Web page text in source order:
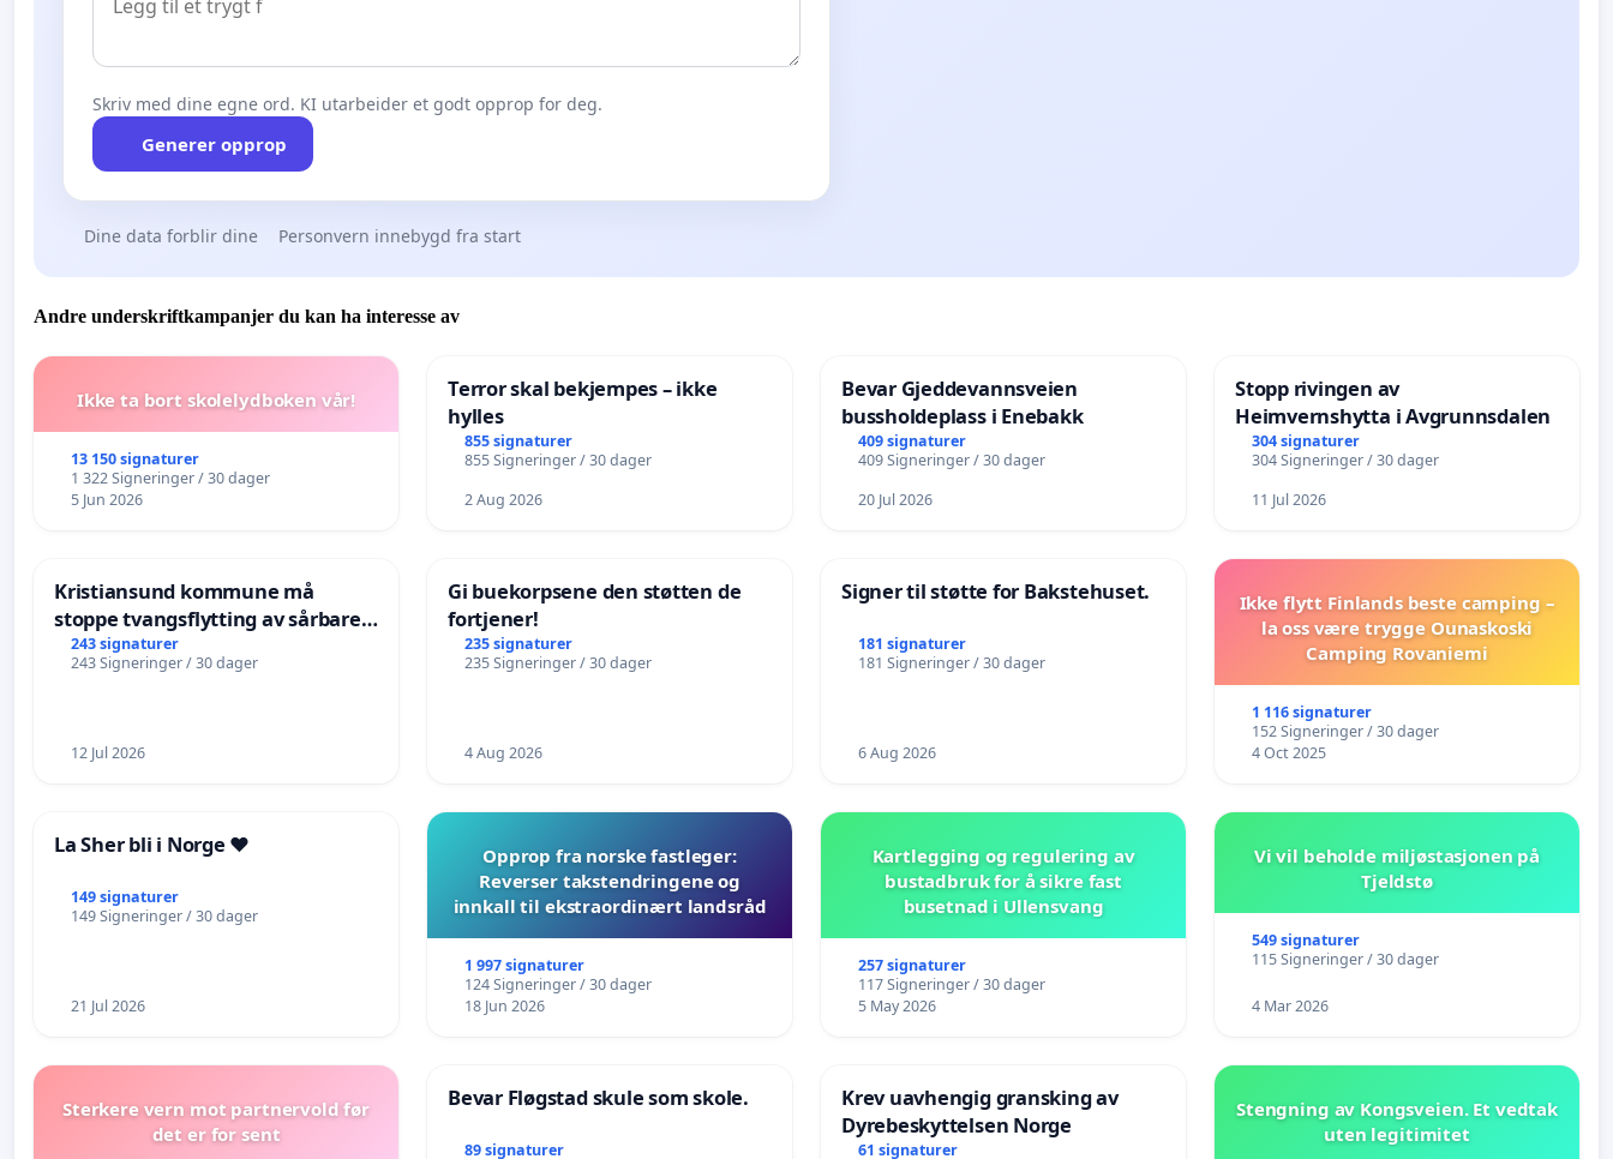
Skriv med dine egne ord. KI utarbeider et godt opprop for deg.
Generer opprop
Dine data forblir dine Personvern innebygd fra start
Andre underskriftkampanjer du kan ha interesse av
Ikke ta bort skolelydboken vår!
13 150 signaturer
1 322 Signeringer / 30 dager
5 Jun 2026
Terror skal bekjempes – ikke
hylles
855 signaturer
855 Signeringer / 30 dager
2 Aug 2026
Bevar Gjeddevannsveien
bussholdeplass i Enebakk
409 signaturer
409 Signeringer / 30 dager
20 Jul 2026
Stopp rivingen av
Heimvernshytta i Avgrunnsdalen
304 signaturer
304 Signeringer / 30 dager
11 Jul 2026
Kristiansund kommune må
stoppe tvangsflytting av sårbare
eldre
243 signaturer
243 Signeringer / 30 dager
12 Jul 2026
Gi buekorpsene den støtten de
fortjener!
235 signaturer
235 Signeringer / 30 dager
4 Aug 2026
Signer til støtte for Bakstehuset.
181 signaturer
181 Signeringer / 30 dager
6 Aug 2026
Ikke flytt Finlands beste camping –
la oss være trygge Ounaskoski
Camping Rovaniemi
1 116 signaturer
152 Signeringer / 30 dager
4 Oct 2025
La Sher bli i Norge ❤️
149 signaturer
149 Signeringer / 30 dager
21 Jul 2026
Opprop fra norske fastleger:
Reverser takstendringene og
innkall til ekstraordinært landsråd
1 997 signaturer
124 Signeringer / 30 dager
18 Jun 2026
Kartlegging og regulering av
bustadbruk for å sikre fast
busetnad i Ullensvang
257 signaturer
117 Signeringer / 30 dager
5 May 2026
Vi vil beholde miljøstasjonen på
Tjeldstø
549 signaturer
115 Signeringer / 30 dager
4 Mar 2026
Sterkere vern mot partnervold før
det er for sent
Bevar Fløgstad skule som skole.
89 signaturer
Krev uavhengig gransking av
Dyrebeskyttelsen Norge
61 signaturer
Stengning av Kongsveien. Et vedtak
uten legitimitet